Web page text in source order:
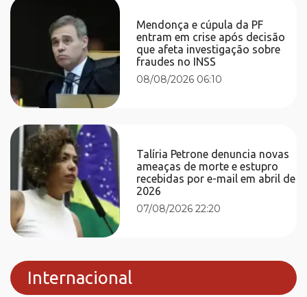
Mendonça e cúpula da PF
entram em crise após decisão
que afeta investigação sobre
fraudes no INSS
08/08/2026 06:10
Talíria Petrone denuncia novas
ameaças de morte e estupro
recebidas por e-mail em abril de
2026
07/08/2026 22:20
Internacional